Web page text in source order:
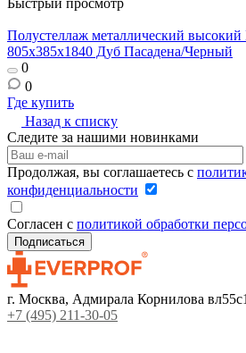
Быстрый просмотр
Полустеллаж металлический
805х385x1840 Дуб Пасадена/Черный
0
0
Где купить
Назад к списку
Следите за нашими новинками
Продолжая, вы соглашаетесь с
конфиденциальности
Согласен с политикой обработки
г. Москва, Адмирала Корнилова
+7 (495) 211-30-05